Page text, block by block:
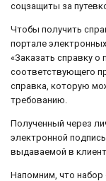
соцзащиты за
Чтобы получить
портале
«Заказать справку о
соответствующего
справка, которую
требованию.
Полученный через
электронной
выдаваемой в
Напомним, что набор